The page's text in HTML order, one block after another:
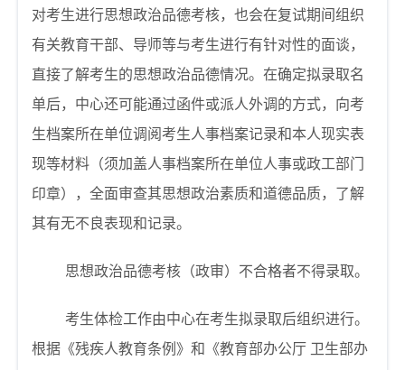
对考生进行思想政治品德考核，也会在复试期间组织
有关教育干部、导师等与考生进行有针对性的面谈，
直接了解考生的思想政治品德情况。在确定拟录取名
单后，中心还可能通过函件或派人外调的方式，向考
生档案所在单位调阅考生人事档案记录和本人现实表
现等材料（须加盖人事档案所在单位人事或政工部门
印章），全面审查其思想政治素质和道德品质，了解
其有无不良表现和记录。
思想政治品德考核（政审）不合格者不得录取。
考生体检工作由中心在考生拟录取后组织进行。
根据《残疾人教育条例》和《教育部办公厅 卫生部办